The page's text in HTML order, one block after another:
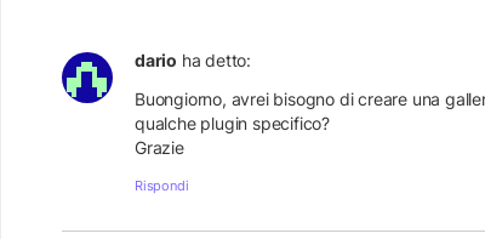
dario ha detto:
Buongiorno, avrei bisogno di creare una
qualche plugin specifico?
Grazie
Rispondi